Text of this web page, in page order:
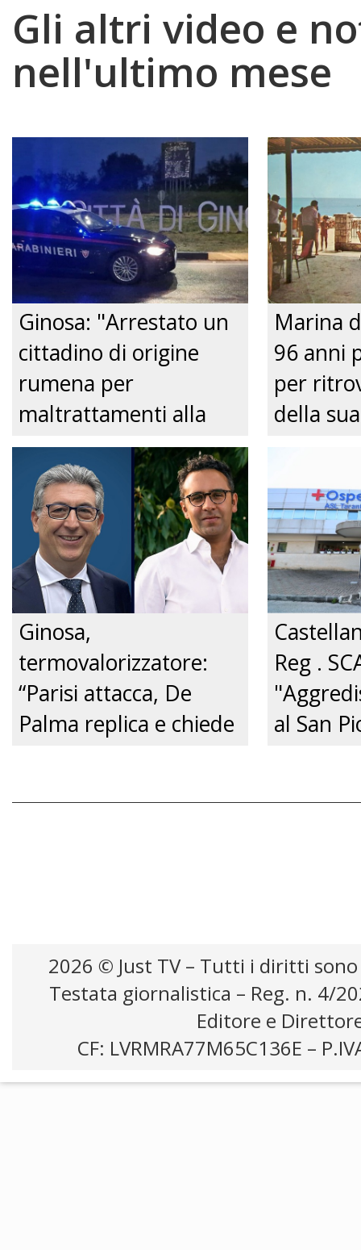
Gli altri video e
nell'ultimo mese
Ginosa: "Arrestato un
cittadino di origine
rumena per
maltrattamenti alla
convivente." Just tv
Marina
96 anni
per
della
dalla
Just tv
Ginosa,
termovalorizzatore:
“Parisi attacca, De
Palma replica e chiede
Reg .
al San
2026 © Just TV – Tutti i diritti
Testata giornalistica – Reg. n. 4/
Editore e
CF: LVRMRA77M65C136E –